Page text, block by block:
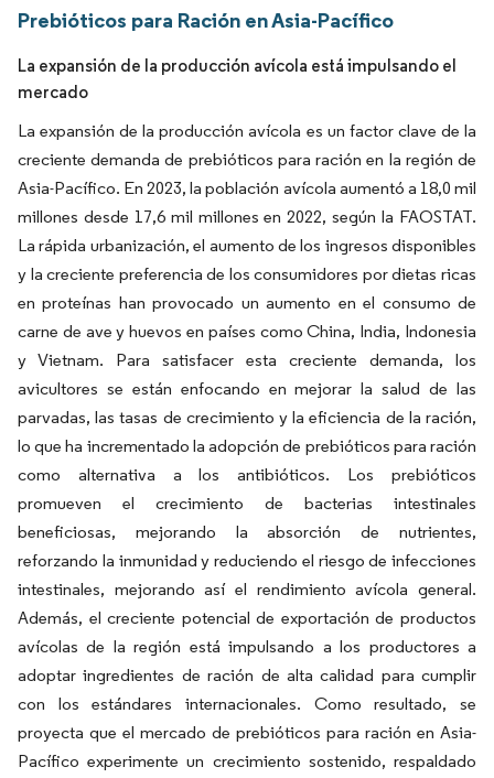
Prebióticos para Ración en Asia-Pacífico
La expansión de la producción avícola está impulsando el
mercado
La expansión de la producción avícola es un factor clave de la
creciente demanda de prebióticos para ración en la región de
Asia-Pacífico. En 2023, la población avícola aumentó a 18,0 mil
millones desde 17,6 mil millones en 2022, según la FAOSTAT.
La rápida urbanización, el aumento de los ingresos disponibles
y la creciente preferencia de los consumidores por dietas ricas
en proteínas han provocado un aumento en el consumo de
carne de ave y huevos en países como China, India, Indonesia
y Vietnam. Para satisfacer esta creciente demanda, los
avicultores se están enfocando en mejorar la salud de las
parvadas, las tasas de crecimiento y la eficiencia de la ración,
lo que ha incrementado la adopción de prebióticos para ración
como alternativa a los antibióticos. Los prebióticos
promueven el crecimiento de bacterias intestinales
beneficiosas, mejorando la absorción de nutrientes,
reforzando la inmunidad y reduciendo el riesgo de infecciones
intestinales, mejorando así el rendimiento avícola general.
Además, el creciente potencial de exportación de productos
avícolas de la región está impulsando a los productores a
adoptar ingredientes de ración de alta calidad para cumplir
con los estándares internacionales. Como resultado, se
proyecta que el mercado de prebióticos para ración en Asia-
Pacífico experimente un crecimiento sostenido, respaldado